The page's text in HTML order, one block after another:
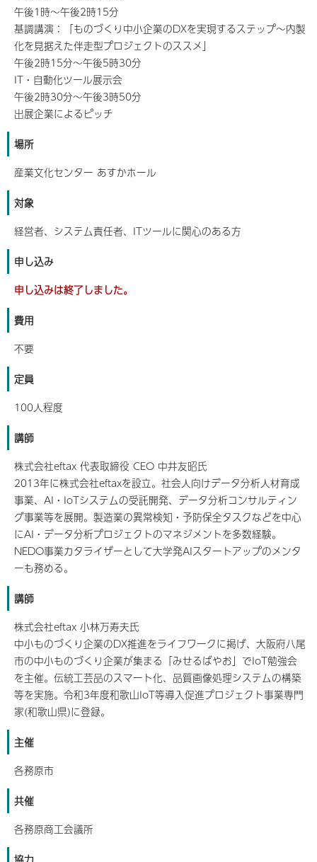
午後1時～午後2時15分
基調講演：「ものづくり中小企業のDXを実現するステップ～内製
化を見据えた伴走型プロジェクトのススメ」
午後2時15分～午後5時30分
IT・自動化ツール展示会
午後2時30分～午後3時50分
出展企業によるピッチ
場所
産業文化センター あすかホール
対象
経営者、システム責任者、ITツールに関心のある方
申し込み
申し込みは終了しました。
費用
不要
定員
100人程度
講師
株式会社eftax 代表取締役 CEO 中井友昭氏
2013年に株式会社eftaxを設立。社会人向けデータ分析人材育成
事業、AI・IoTシステムの受託開発、データ分析コンサルティン
グ事業等を展開。製造業の異常検知・予防保全タスクなどを中心
にAI・データ分析プロジェクトのマネジメントを多数経験。
NEDO事業カタライザーとして大学発AIスタートアップのメンタ
ーも務める。
講師
株式会社eftax 小林万寿夫氏
中小ものづくり企業のDX推進をライフワークに掲げ、大阪府八尾
市の中小ものづくり企業が集まる「みせるばやお」でIoT勉強会
を主催。伝統工芸品のスマート化、品質画像処理システムの構築
等を実施。令和3年度和歌山IoT等導入促進プロジェクト事業専門
家(和歌山県)に登録。
主催
各務原市
共催
各務原商工会議所